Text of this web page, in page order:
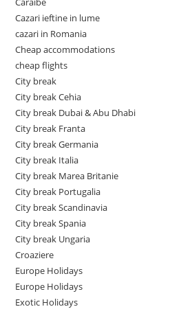
Cazari ieftine in lume
cazari in Romania
Cheap accommodations
cheap flights
City break
City break Cehia
City break Dubai & Abu Dhabi
City break Franta
City break Germania
City break Italia
City break Marea Britanie
City break Portugalia
City break Scandinavia
City break Spania
City break Ungaria
Croaziere
Europe Holidays
Europe Holidays
Exotic Holidays